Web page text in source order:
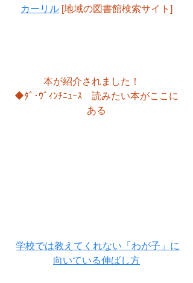
カーリル [地域の図書館検索サイト]
本が紹介されました！
◆ﾀﾞ･ｳﾞｨﾝﾁﾆｭｰｽ　読みたい本がここに
ある
学校では教えてくれない「わが子」に
向いている伸ばし方